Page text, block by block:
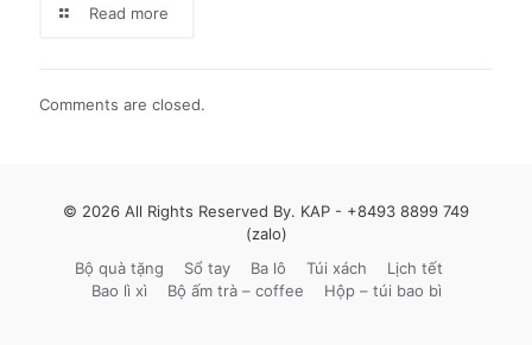
Read more
Comments are closed.
© 2026 All Rights Reserved By. KAP - +8493 8899 749
(zalo)
Bộ quà tặng
Sổ tay Ba lô Túi xách
Lịch tết
Bao lì xì
Bộ ấm trà – coffee Hộp – túi bao bì